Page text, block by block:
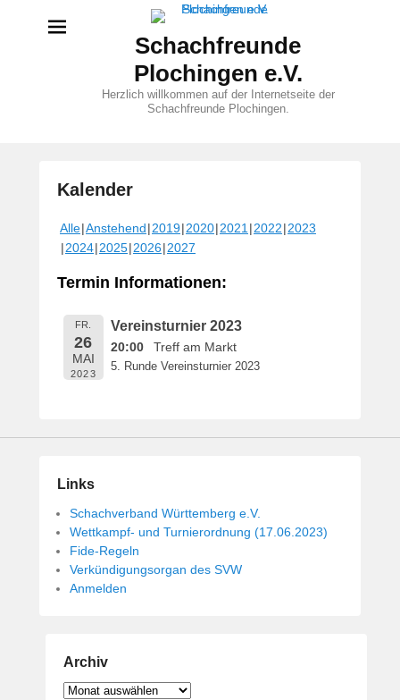
Schachfreunde
Plochingen e.V.
Herzlich willkommen auf der Internetseite der
Schachfreunde Plochingen.
Kalender
e
ö
a
m
1
4
.
M
0
1
Alle Anstehend 2019 2020 2021 2022 2023
2024 2025 2026 2027
Termin Informationen:
FR.
26
MAI
2023
Vereinsturnier 2023
20:00 Treff am Markt
5. Runde Vereinsturnier 2023
Links
Schachverband Württemberg e.V.
Wettkampf- und Turnierordnung (17.06.2023)
Fide-Regeln
Verkündigungsorgan des SVW
Anmelden
Archiv
Archiv